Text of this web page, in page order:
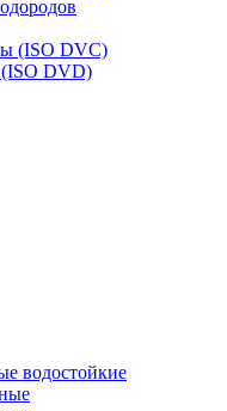
(ISO DVC)
(ISO DVD)
водостойкие